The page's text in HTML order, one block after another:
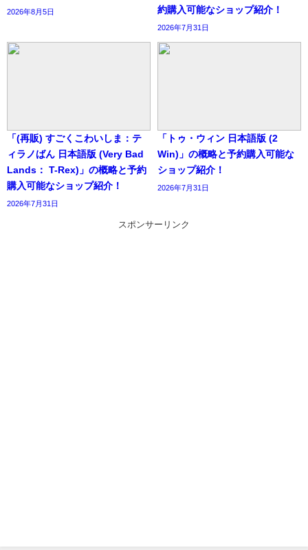
2026年8月5日
約購入可能なショップ紹介！
2026年7月31日
「(再販) すごくこわいしま：テ
ィラノばん 日本語版 (Very Bad
Lands： T-Rex)」の概略と予約
購入可能なショップ紹介！
2026年7月31日
「トゥ・ウィン 日本語版 (2
Win)」の概略と予約購入可能な
ショップ紹介！
2026年7月31日
スポンサーリンク